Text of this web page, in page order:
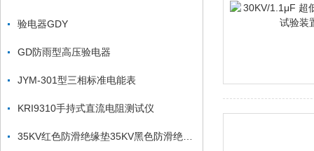
验电器GDY
GD防雨型高压验电器
JYM-301型三相标准电能表
KRI9310手持式直流电阻测试仪